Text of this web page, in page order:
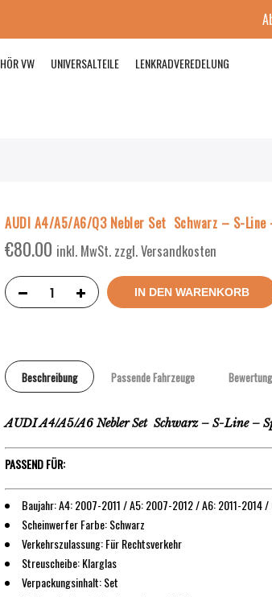
VW UNIVERSALTEILE LENKRADVEREDELUNG
AUDI A4/A5/A6/Q3 Nebler Set Schwarz – S-Line
€80.00 inkl. MwSt. zzgl. Versandkosten
IN DEN WARENKORB
Beschreibung Passende Fahrzeuge
AUDI A4/A5/A6 Nebler Set Schwarz – S-Line –
PASSEND FÜR:
Baujahr: A4: 2007-2011 / A5: 2007-2012 / A6: 2011-2014 /
Scheinwerfer Farbe: Schwarz
Verkehrszulassung: Für Rechtsverkehr
Streuscheibe: Klarglas
Verpackungsinhalt: Set